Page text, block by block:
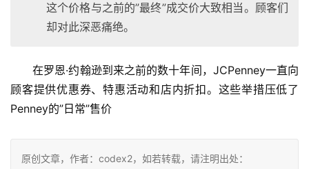
这个价格与之前的”最终”成交价大致相当。顾客们
却对此深恶痛绝。
在罗恩·约翰逊到来之前的数十年间，JCPenney一直向
顾客提供优惠券、特惠活动和店内折扣。这些举措压低了
Penney的”日常”售价
原创文章，作者：codex2，如若转载，请注明出处：